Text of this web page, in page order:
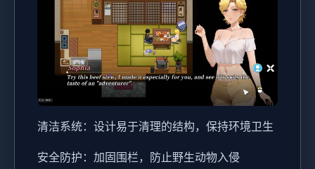
清洁系统：设计易于清理的结构，保持环境卫生
安全防护：加固围栏，防止野生动物入侵